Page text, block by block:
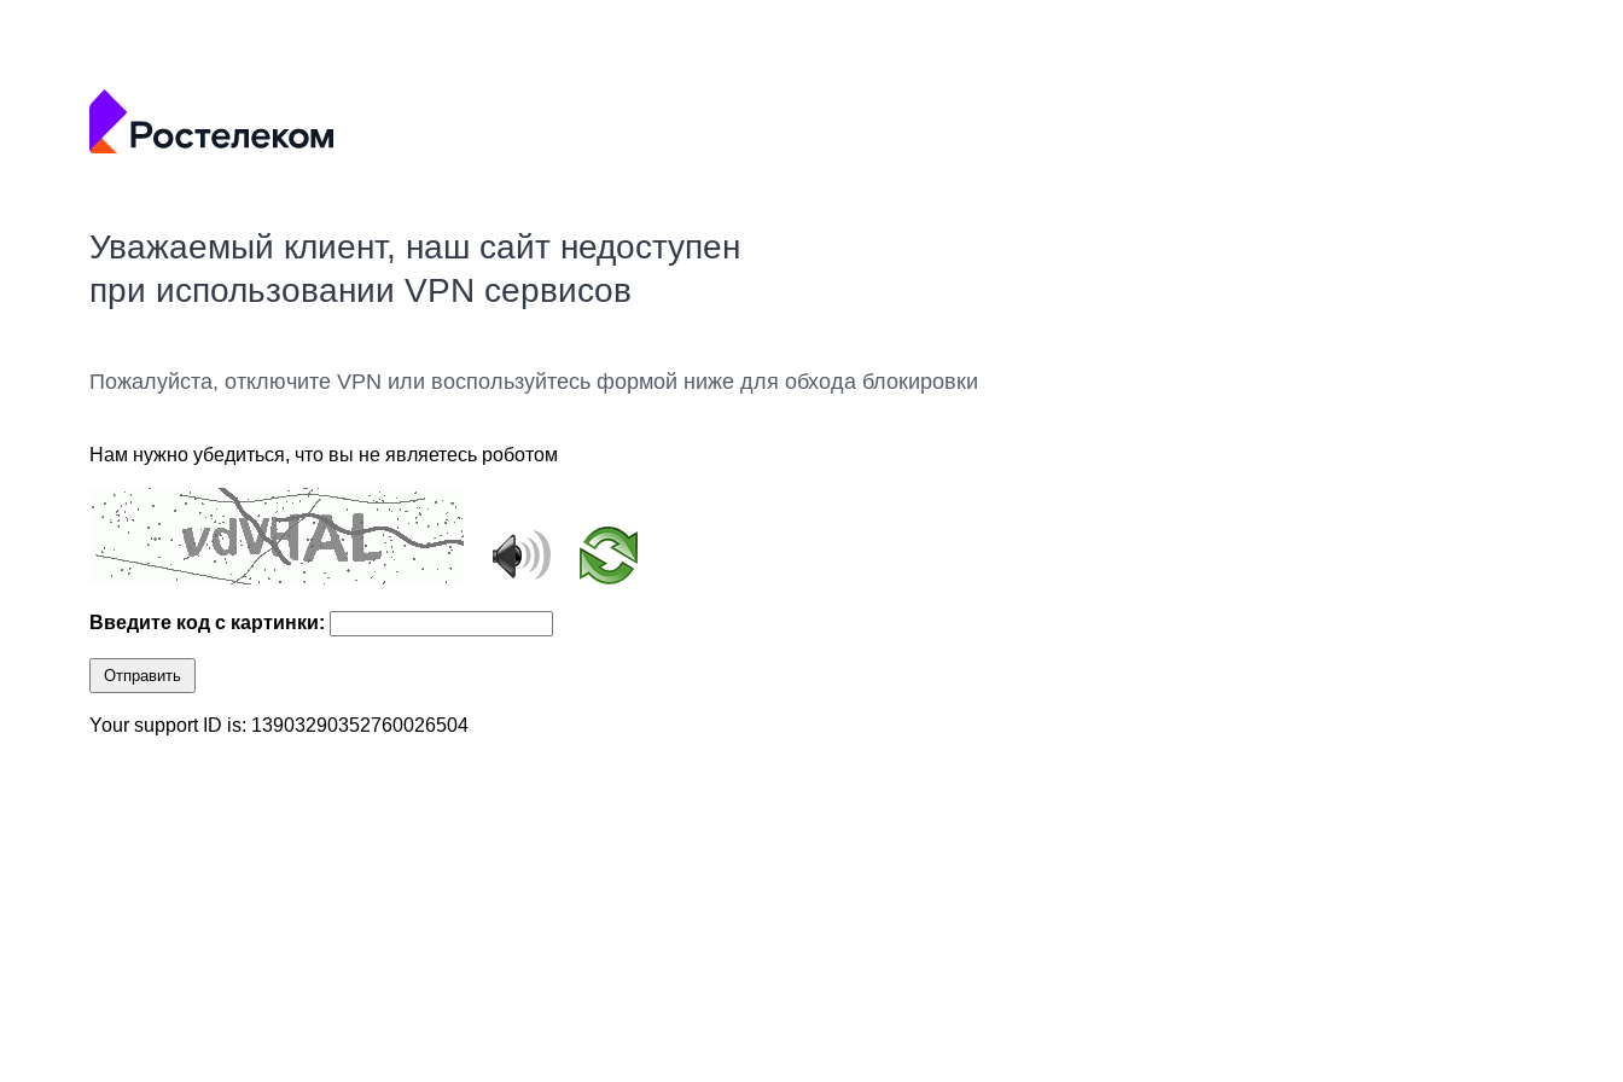
Уважаемый клиент, наш сайт недоступен
при использовании VPN сервисов
Пожалуйста, отключите VPN или воспользуйтесь формой ниже для обхода блокировки
Нам нужно убедиться, что вы не являетесь роботом
Введите код с картинки:
Отправить
Your support ID is: 13903290352760026504